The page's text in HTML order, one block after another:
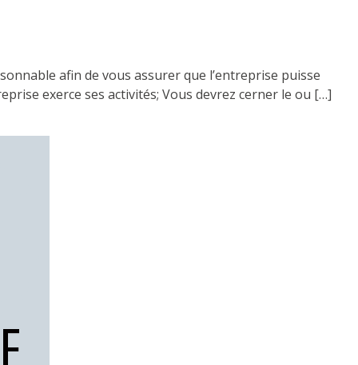
afin de vous assurer que l’entreprise puisse
exerce ses activités; Vous devrez cerner le ou […]